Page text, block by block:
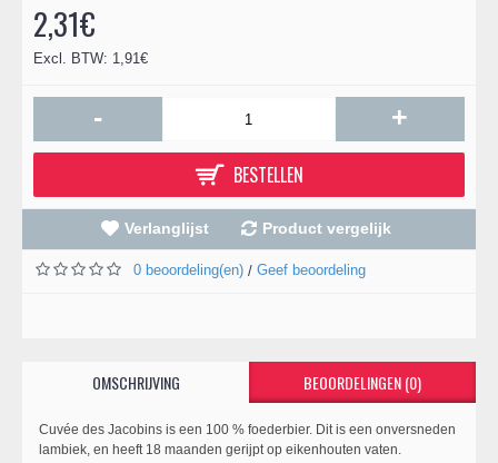
2,31€
Excl. BTW: 1,91€
- +
BESTELLEN
Verlanglijst Product vergelijk
0 beoordeling(en) / Geef beoordeling
OMSCHRIJVING BEOORDELINGEN (0)
Cuvée des Jacobins is een 100 % foederbier. Dit is een onversneden
lambiek, en heeft 18 maanden gerijpt op eikenhouten vaten.